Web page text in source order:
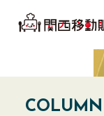
COLUMN